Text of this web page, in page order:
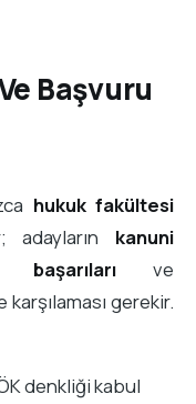
Başvuru
hukuk fakültesi
adayların kanuni
başarıları ve
gerekir.
denkliği kabul